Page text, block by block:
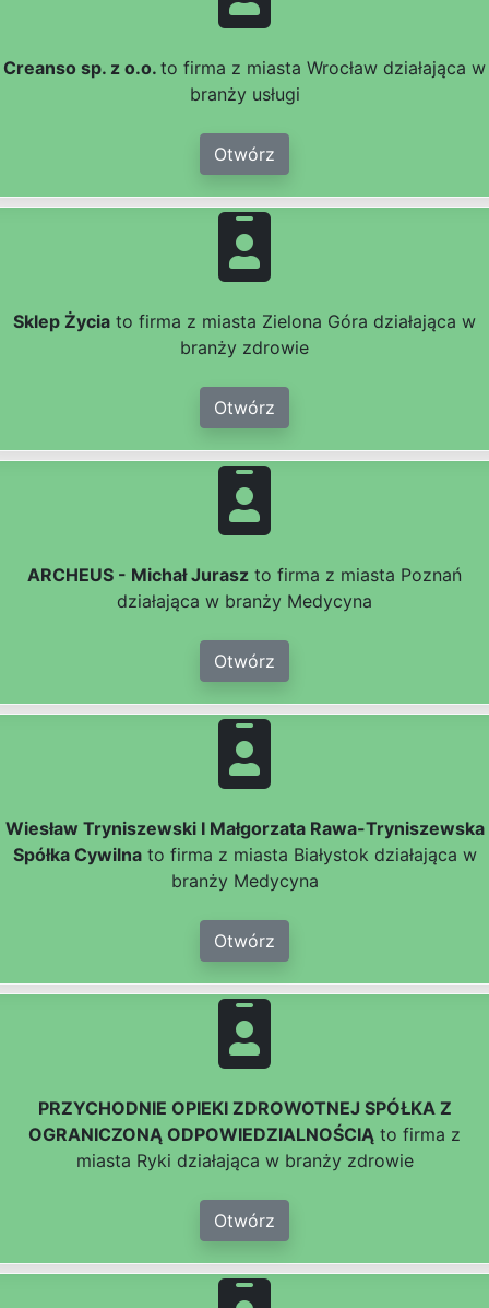
Creanso sp. z o.o. to firma z miasta Wrocław działająca w
branży usługi
Otwórz
Sklep Życia to firma z miasta Zielona Góra działająca w
branży zdrowie
Otwórz
ARCHEUS - Michał Jurasz to firma z miasta Poznań
działająca w branży Medycyna
Otwórz
Wiesław Tryniszewski I Małgorzata Rawa-Tryniszewska
Spółka Cywilnato firma z miasta Białystok działająca w
branży Medycyna
Otwórz
PRZYCHODNIE OPIEKI ZDROWOTNEJ SPÓŁKA Z
OGRANICZONĄ ODPOWIEDZIALNOŚCIĄ to firma z
miasta Ryki działająca w branży zdrowie
Otwórz